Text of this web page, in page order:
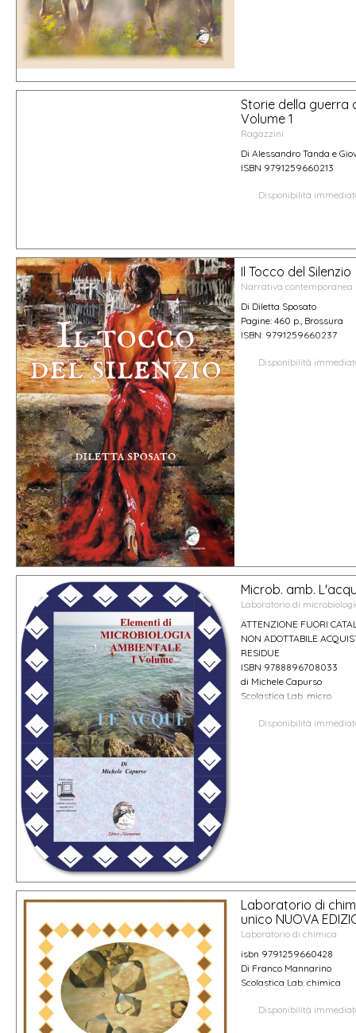
Storie della guerra
Volume 1
Ragazzini
Di Alessandro Tanda e
ISBN 9791259660213
Disponibilità
Il Tocco del Silenzio
Narrativa contemporanea
Di Diletta Sposato
Pagine: 460 p., Brossura
ISBN: 9791259660237
Disponibilità
Microb. amb.
Laboratorio di
ATTENZIONE FUORI
NON ADOTTABILE
RESIDUE
ISBN 9788896708033
di Michele Capurso
Scolastica Lab. micro
Disponibilità
Laboratorio di
unico NUOVA
Laboratorio di chimica
isbn 9791259660428
Di Franco Mannarino
Scolastica Lab. chimica
Disponibilità